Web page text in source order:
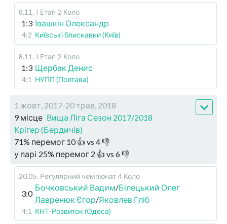
8.11 . I Етап 2 Коло
1:3 Івашкін Олександр
4:2 Київські блискавки (Київ)
8.11 . I Етап 2 Коло
1:3 Щербак Денис
4:1 НУПП (Полтава)
1 жовт, 2017-20 трав, 2018
9 місце Вища Ліга Сезон 2017/2018
Крігер (Бердичів)
71% перемог 10👍 vs 4👎
у парі 25% перемог 2 👍 vs 6👎
20.05. Регулярний чемпіонат 4 Коло
3:0
Бочковський Вадим/Білецький Олег
Лавренюк Єгор/Яковлев Гліб
4:1 КНТ-Розвиток (Одеса)